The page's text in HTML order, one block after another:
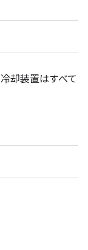
却装置はすべて